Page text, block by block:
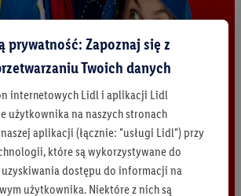
prywatność: Zapoznaj się z
Twoich danych
internetowych Lidl i aplikacji Lidl
użytkownika na naszych stronach
aplikacji (łącznie: "usługi Lidl") przy
które są wykorzystywane do
dostępu do informacji na
użytkownika. Niektóre z nich są